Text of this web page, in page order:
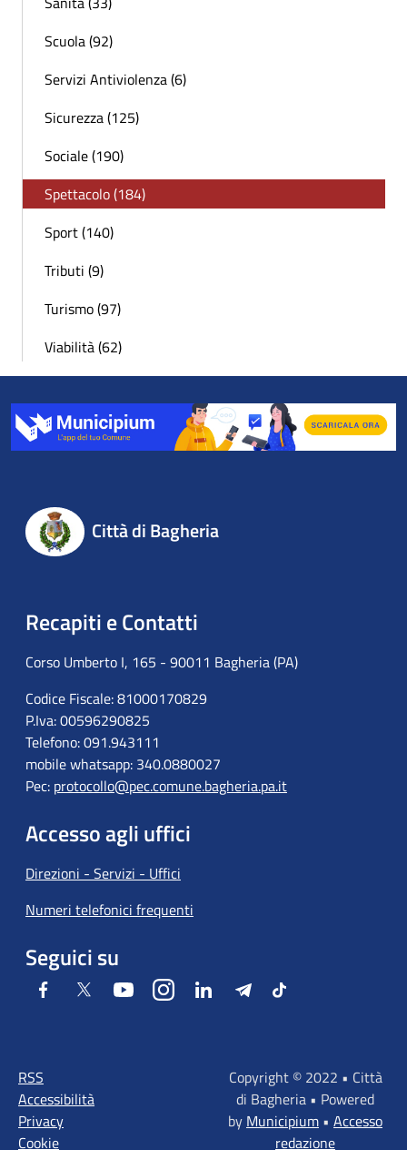
Scuola (92)
Servizi Antiviolenza (6)
Sicurezza (125)
Sociale (190)
Spettacolo (184)
Sport (140)
Tributi (9)
Turismo (97)
Viabilità (62)
Città di Bagheria
Recapiti e Contatti
Corso Umberto I, 165 - 90011 Bagheria (PA)
Codice Fiscale: 81000170829
P.Iva: 00596290825
Telefono: 091.943111
mobile whatsapp: 340.0880027
Pec: protocollo@pec.comune.bagheria.pa.it
Accesso agli uffici
Direzioni - Servizi - Uffici
Numeri telefonici frequenti
Seguici su
Facebook Twitter YoutubeInstagramLinkedIn TelegramTiktok
RSS
Accessibilità
Privacy
Cookie
Copyright © 2022 • Città
di Bagheria • Powered
by Municipium • Accesso
redazione